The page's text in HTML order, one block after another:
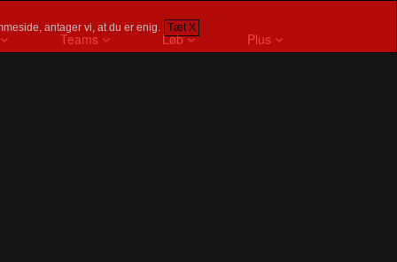
antager vi, at du er enig. Tæt X
Teams Løb Plus